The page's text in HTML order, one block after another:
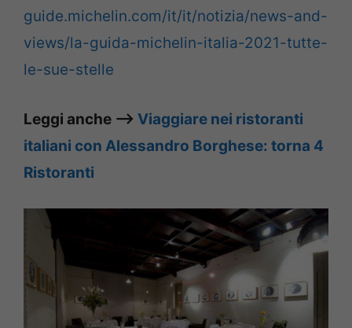
guide.michelin.com/it/it/notizia/news-and-
views/la-guida-michelin-italia-2021-tutte-
le-sue-stelle
Leggi anche –> Viaggiare nei ristoranti
italiani con Alessandro Borghese: torna 4
Ristoranti